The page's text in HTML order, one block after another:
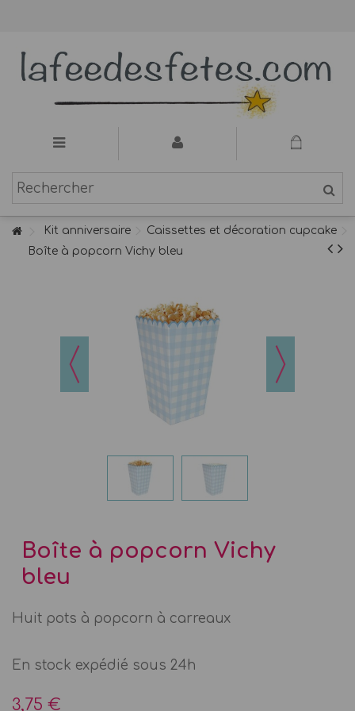
Kit anniversaire
Caissettes et décoration cupcake
Boîte à popcorn Vichy bleu
Boîte à popcorn Vichy
bleu
Huit pots à popcorn à carreaux
En stock expédié sous 24h
3,75 €